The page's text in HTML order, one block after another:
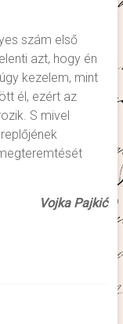
szám első
azt, hogy én
kezelem, mint
él, ezért az
S mivel
Vojka Pajkić